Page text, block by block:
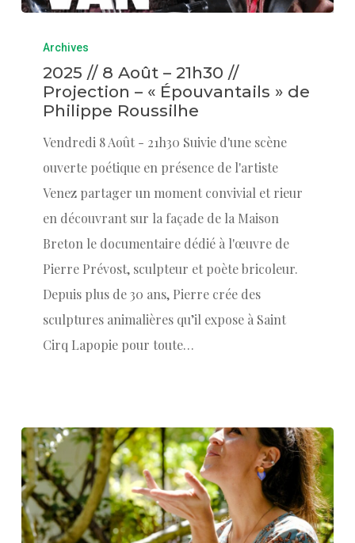
Archives
2025 // 8 Août – 21h30 //
Projection – « Épouvantails » de
Philippe Roussilhe
Vendredi 8 Août - 21h30 Suivie d'une scène
ouverte poétique en présence de l'artiste
Venez partager un moment convivial et rieur
en découvrant sur la façade de la Maison
Breton le documentaire dédié à l'œuvre de
Pierre Prévost, sculpteur et poète bricoleur.
Depuis plus de 30 ans, Pierre crée des
sculptures animalières qu’il expose à Saint
Cirq Lapopie pour toute…